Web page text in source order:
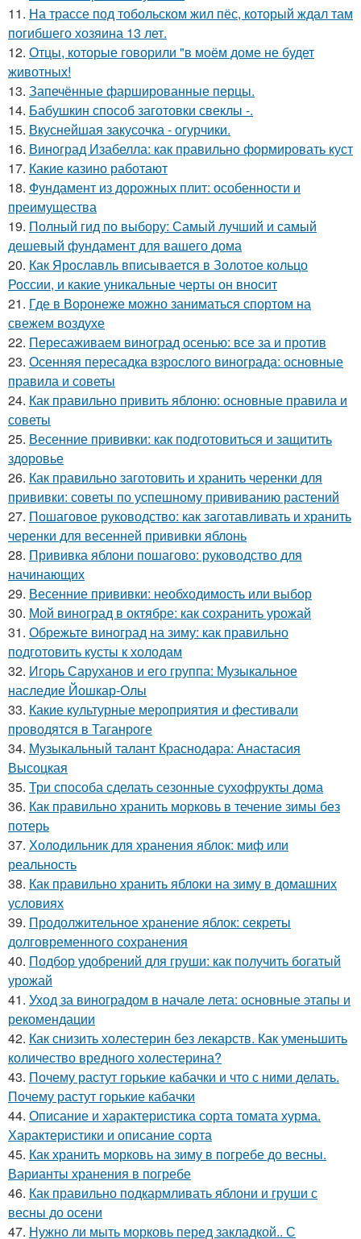
11. На трассе под тобольском жил пёс, который ждал там
погибшего хозяина 13 лет.
12. Отцы, которые говорили "в моём доме не будет
животных!
13. Запечённые фаршированные перцы.
14. Бабушкин способ заготовки свеклы -.
15. Вкуснейшая закусочка - огурчики.
16. Виноград Изабелла: как правильно формировать куст
17. Какие казино работают
18. Фундамент из дорожных плит: особенности и
преимущества
19. Полный гид по выбору: Самый лучший и самый
дешевый фундамент для вашего дома
20. Как Ярославль вписывается в Золотое кольцо
России, и какие уникальные черты он вносит
21. Где в Воронеже можно заниматься спортом на
свежем воздухе
22. Пересаживаем виноград осенью: все за и против
23. Осенняя пересадка взрослого винограда: основные
правила и советы
24. Как правильно привить яблоню: основные правила и
советы
25. Весенние прививки: как подготовиться и защитить
здоровье
26. Как правильно заготовить и хранить черенки для
прививки: советы по успешному прививанию растений
27. Пошаговое руководство: как заготавливать и хранить
черенки для весенней прививки яблонь
28. Прививка яблони пошагово: руководство для
начинающих
29. Весенние прививки: необходимость или выбор
30. Мой виноград в октябре: как сохранить урожай
31. Обрежьте виноград на зиму: как правильно
подготовить кусты к холодам
32. Игорь Саруханов и его группа: Музыкальное
наследие Йошкар-Олы
33. Какие культурные мероприятия и фестивали
проводятся в Таганроге
34. Музыкальный талант Краснодара: Анастасия
Высоцкая
35. Три способа сделать сезонные сухофрукты дома
36. Как правильно хранить морковь в течение зимы без
потерь
37. Холодильник для хранения яблок: миф или
реальность
38. Как правильно хранить яблоки на зиму в домашних
условиях
39. Продолжительное хранение яблок: секреты
долговременного сохранения
40. Подбор удобрений для груши: как получить богатый
урожай
41. Уход за виноградом в начале лета: основные этапы и
рекомендации
42. Как снизить холестерин без лекарств. Как уменьшить
количество вредного холестерина?
43. Почему растут горькие кабачки и что с ними делать.
Почему растут горькие кабачки
44. Описание и характеристика сорта томата хурма.
Характеристики и описание сорта
45. Как хранить морковь на зиму в погребе до весны.
Варианты хранения в погребе
46. Как правильно подкармливать яблони и груши с
весны до осени
47. Нужно ли мыть морковь перед закладкой.. С